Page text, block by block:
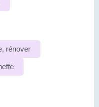
rénover